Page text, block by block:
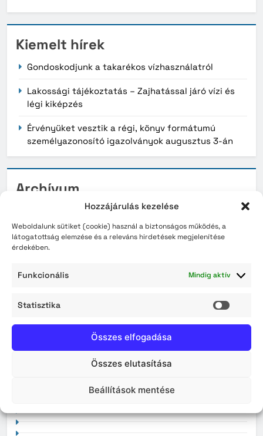
Hozzájárulás kezelése
Weboldalunk sütiket (cookie) használ a biztonságos működés, a
látogatottság elemzése és a releváns hirdetések megjelenítése
érdekében.
Funkcionális Mindig aktív
Statisztika
Összes elfogadása
Összes elutasítása
Beállítások mentése
Kiemelt hírek
Gondoskodjunk a takarékos vízhasználatról
Lakossági tájékoztatás – Zajhatással járó vízi és
légi kiképzés
Érvényüket vesztik a régi, könyv formátumú
személyazonosító igazolványok augusztus 3-án
Archívum
2026. augusztus
2026. július
2026. április